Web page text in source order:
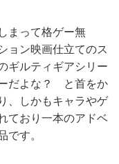
まって格ゲー無
ョン映画仕立てのス
ギルティギアシリー
だよな？ と首をか
、しかもキャラやゲ
ており一本のアドベ
です。